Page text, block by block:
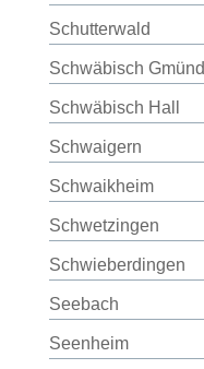
Schutterwald
Schwäbisch Gmünd
Schwäbisch Hall
Schwaigern
Schwaikheim
Schwetzingen
Schwieberdingen
Seebach
Seenheim